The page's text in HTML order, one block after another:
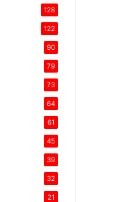
128
122
90
79
73
64
61
45
39
32
21